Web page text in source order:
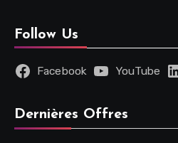
Follow Us
Facebook YouTube
Dernières Offres